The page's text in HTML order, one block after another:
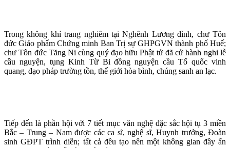
Trong không khí trang nghiêm tại Nghênh Lương đình, chư Tôn
đức Giáo phẩm Chứng minh Ban Trị sự GHPGVN thành phố Huế;
chư Tôn đức Tăng Ni cùng quý đạo hữu Phật tử đã cử hành nghi lễ
cầu nguyện, tụng Kinh Từ Bi đồng nguyện cầu Tổ quốc vinh
quang, đạo pháp trường tồn, thế giới hòa bình, chúng sanh an lạc.
Tiếp đến là phần hội với 7 tiết mục văn nghệ đặc sắc hội tụ 3 miền
Bắc – Trung – Nam được các ca sĩ, nghệ sĩ, Huynh trưởng, Đoàn
sinh GĐPT trình diễn; tất cả đều tạo nên một không gian đầy ấn